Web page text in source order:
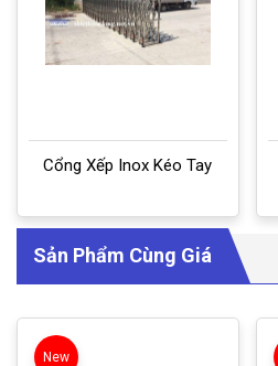
Cổng Xếp Inox Kéo Tay
Sản Phẩm Cùng Giá
New